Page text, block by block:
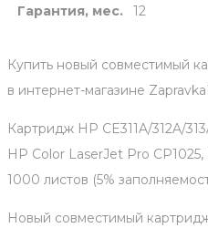
Гарантия, мес. 12
Купить новый совместимый
в интернет-магазине
Картридж HP CE311A/312A/
HP Сolor LaserJet Pro
1000 листов (5%
Новый совместимый